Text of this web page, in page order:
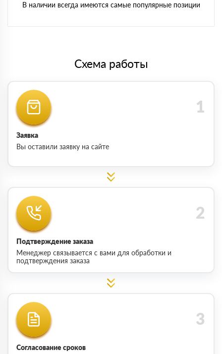
В наличии всегда имеются самые популярные позиции
Схема работы
Заявка
Вы оставили заявку на сайте
Подтверждение заказа
Менеджер связывается с вами для обработки и
подтверждения заказа
Согласование сроков